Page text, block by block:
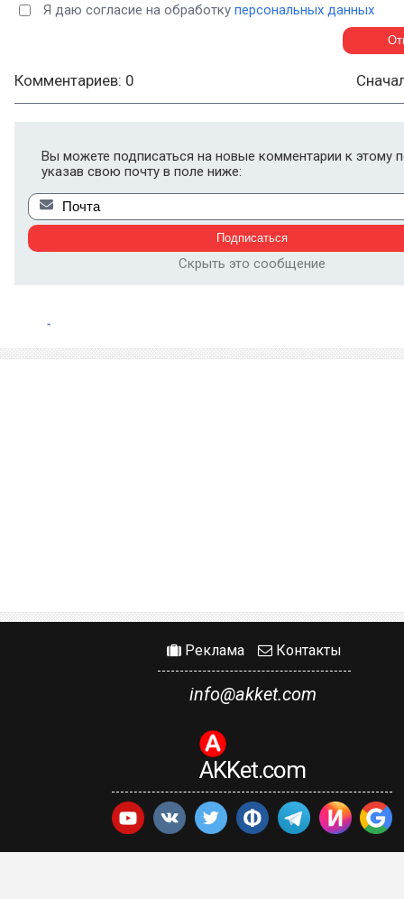
Я даю согласие на обработку персональных данных
Комментариев: 0
Вы можете подписаться на новые комментарии к этому
указав свою почту в поле ниже:
Скрыть это сообщение
Реклама Контакты
info@akket.com
AKKet.com